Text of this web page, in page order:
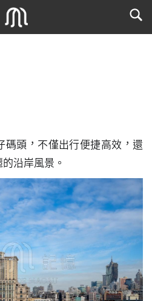
碼頭，不僅出行便捷高效，還
沿岸風景。